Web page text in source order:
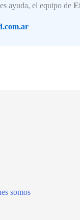
ayuda, el equipo de
somos